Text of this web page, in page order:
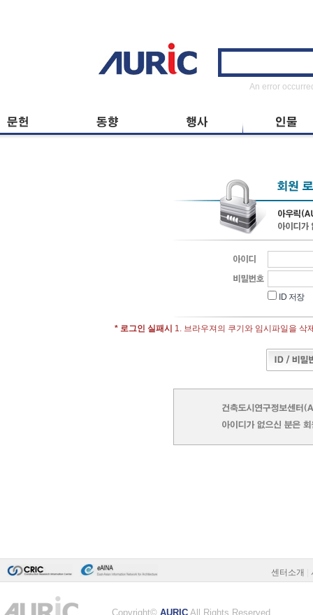
ID 저장
* 로그인 실패시 1. 브라우져의 쿠기와 임시파일을 삭
센터소개
Copyright© AURIC All Rights Reserved.